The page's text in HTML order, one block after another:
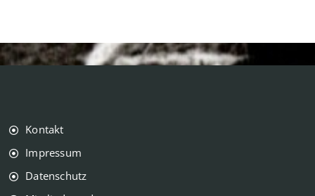
Kontakt
Impressum
Datenschutz